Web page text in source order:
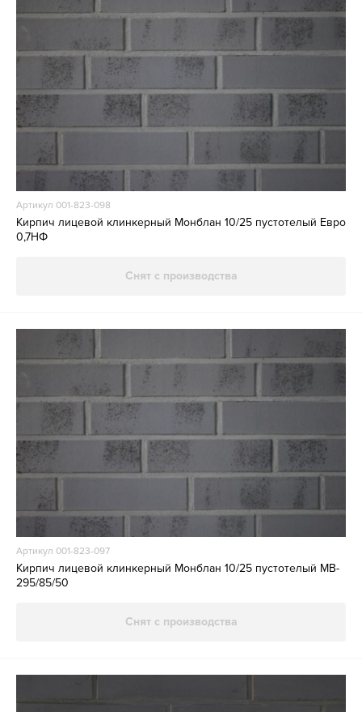
Артикул 001-823-098
Кирпич лицевой клинкерный Монблан 10/25 пустотелый Евро
0,7НФ
Снят с производства
Артикул 001-823-097
Кирпич лицевой клинкерный Монблан 10/25 пустотелый MB-
295/85/50
Снят с производства